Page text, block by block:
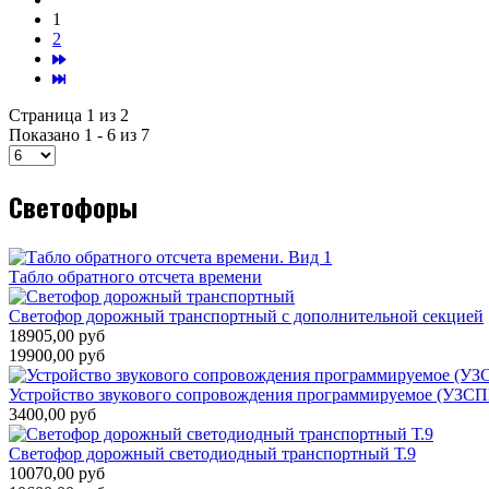
1
2
Страница 1 из 2
Показано 1 - 6 из 7
Светофоры
Табло обратного отсчета времени
Светофор дорожный транспортный с дополнительной секцией
18905,00 руб
19900,00 руб
Устройство звукового сопровождения программируемое
3400,00 руб
Светофор дорожный светодиодный транспортный Т.9
10070,00 руб